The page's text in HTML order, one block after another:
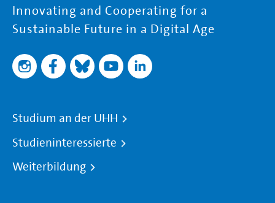
Innovating and Cooperating for a
Sustainable Future in a Digital Age
Studium an der UHH
Studieninteressierte
Weiterbildung